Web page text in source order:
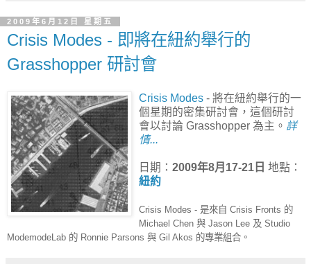
2009年6月12日 星期五
Crisis Modes - 即將在紐約舉行的
Grasshopper 研討會
Crisis Modes - 將在紐約舉行的一
個星期的密集研討會，這個研討
會以討論 Grasshopper 為主。 詳
情...
日期： 2009年8月17-21日 地點：
紐約
Crisis Modes - 是來自 Crisis Fronts 的
Michael Chen 與 Jason Lee 及 Studio
ModemodeLab 的 Ronnie Parsons 與 Gil Akos 的專業組合。